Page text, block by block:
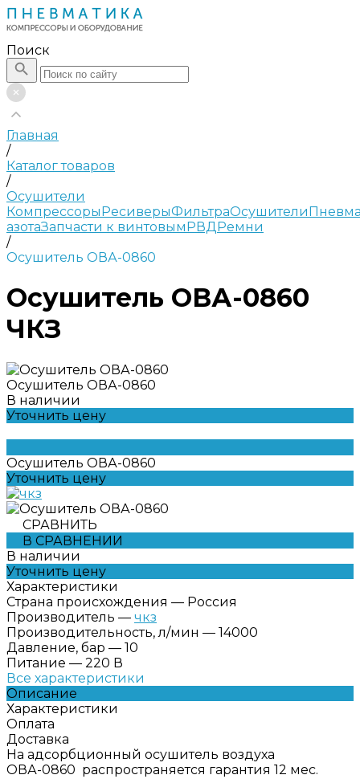
Поиск
Главная
/
Каталог товаров
/
Осушители
КомпрессорыРесиверыФильтраОсушители
азотаЗапчасти к винтовымРВДРемни
/
Осушитель ОВА-0860
Осушитель ОВА-0860
ЧКЗ
Осушитель ОВА-0860
В наличии
Уточнить цену
Осушитель ОВА-0860
Уточнить цену
СРАВНИТЬ
В СРАВНЕНИИ
В наличии
Уточнить цену
Характеристики
Страна происхождения — Россия
Производитель — чкз
Производительность, л/мин — 14000
Давление, бар — 10
Питание — 220 В
Все характеристики
Описание
Характеристики
Оплата
Доставка
На адсорбционный осушитель воздуха
ОВА-0860 распространяется гарантия 12 мес.